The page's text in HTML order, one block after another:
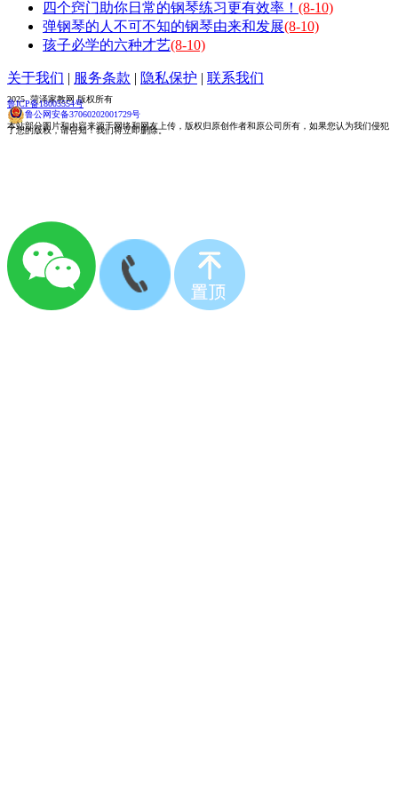
四个窍门助你日常的钢琴练习更有效率！ (8-10)
弹钢琴的人不可不知的钢琴由来和发展(8-10)
孩子必学的六种才艺(8-10)
关于我们 | 服务条款 | 隐私保护 | 联系我们
2025 菏泽家教网 版权所有
鲁ICP备18005554号
鲁公网安备37060202001729号
本站部分图片和内容来源于网络和网友上传，版权归原创作者和原公司所有，如果您认为我们侵犯
了您的版权，请告知！我们将立即删除。